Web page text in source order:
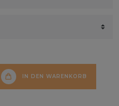
IN DEN WARENKORB